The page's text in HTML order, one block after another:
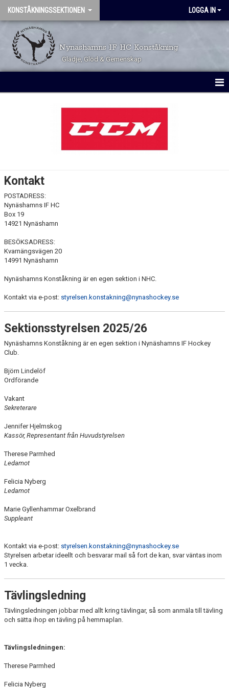
KONSTÅKNINGSSEKTIONEN LOGGA IN
Nynäshamns IF HC Konståkning
Glädje, Glöd & Gemenskap
ÅKARINFORMATION
EVENEMANG
INFORMATION
AVGIFTER
VÅRA TÄVLINGAR
LÄGER
Kontakt
POSTADRESS:
Nynäshamns IF HC
Box 19
14921 Nynäshamn
BESÖKSADRESS:
Kvarnängsvägen 20
14991 Nynäshamn
Nynäshamns Konståkning är en egen sektion i NHC.
Kontakt via e-post: styrelsen.konstakning@nynashockey.se
Sektionsstyrelsen 2025/26
Nynäshamns Konståkning är en egen sektion i Nynäshamns IF Hockey
Club.
Björn Lindelöf
Ordförande
Vakant
Sekreterare
Jennifer Hjelmskog
Kassör, Representant från Huvudstyrelsen
Therese Parmhed
Ledamot
Felicia Nyberg
Ledamot
Marie Gyllenhammar Oxelbrand
Suppleant
Kontakt via e-post: styrelsen.konstakning@nynashockey.se
Styrelsen arbetar ideellt och besvarar mail så fort de kan, svar väntas inom
1 vecka.
Tävlingsledning
Tävlingsledningen jobbar med allt kring tävlingar, så som anmäla till tävling
och sätta ihop en tävling på hemmaplan.
Tävlingsledningen:
Therese Parmhed
Felicia Nyberg